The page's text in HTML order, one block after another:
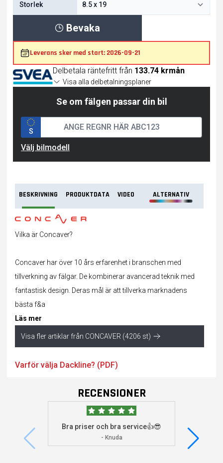
Storlek
Bevaka
Leverans sker med start: 2026-09-21
Delbetala räntefritt från 133.74 krmån
Visa alla delbetalningsplaner
Se om fälgen passar din bil
S
Välj bilmodell
BESKRIVNING PRODUKTDATA VIDEO ALTERNATIV
Vilka är Concaver?
Concaver har över 10 års erfarenhet i branschen med
tillverkning avfälgar. De kombinerar avancerad teknik med
fantastisk design. Deras mål är att tillverka marknadens
bästa f&a
Läs mer
Visa fler artiklar från CONCAVER (4206 st)
Varför välja Dackline? (PDF)
RECENSIONER
Bra priser och bra service👍😎
- Knuda